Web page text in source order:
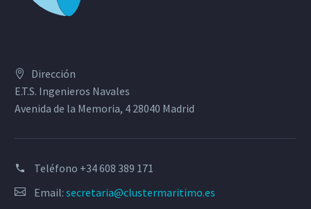
Dirección
E.T.S. Ingenieros Navales
Avenida de la Memoria, 4 28040 Madrid
Teléfono +34 608 389 171
Email: secretaria@clustermaritimo.es